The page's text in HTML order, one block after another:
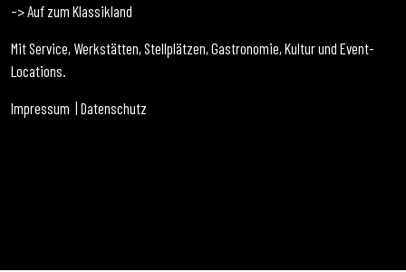
–> Auf zum Klassikland
Mit Service, Werkstätten, Stellplätzen, Gastronomie, Kultur und Event-
Locations.
Impressum | Datenschutz